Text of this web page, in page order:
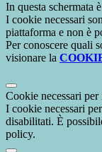
In questa schermata
I cookie necessari
piattaforma e non è
Per conoscere quali
visionare la
Cookie necessari
I cookie necessari
disabilitati. È
policy.